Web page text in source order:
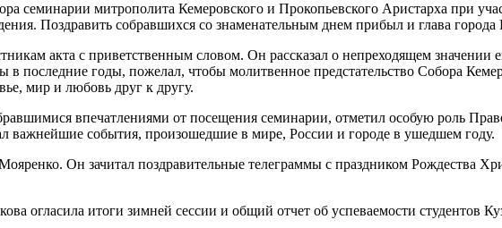
семинарии митрополита Кемеровского и Прокопьевского Аристарха при
Поздравить собравшихся со знаменательным днем прибыл и глава
акта с приветственным словом. Он рассказал о непреходящем
последние годы, пожелал, чтобы молитвенное предстательство Собора
мир и любовь друг к другу.
впечатлениями от посещения семинарии, отметил особую роль
важнейшие события, произошедшие в мире, России и городе в ушедшем году.
Он зачитал поздравительные телеграммы с праздником Рождества
огласила итоги зимней сессии и общий отчет об успеваемости студентов